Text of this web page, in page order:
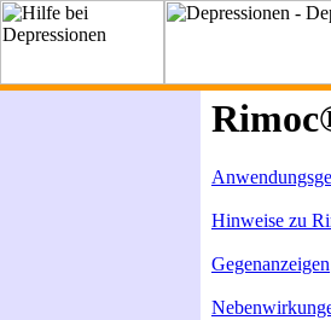
Hinweise zu
Gegenanzeigen